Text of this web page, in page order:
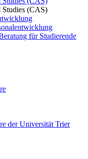
Studies (CAS)
für Studierende
der Universität Trier